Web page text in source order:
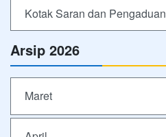
Kotak Saran dan Pengaduan
Arsip 2026
Maret